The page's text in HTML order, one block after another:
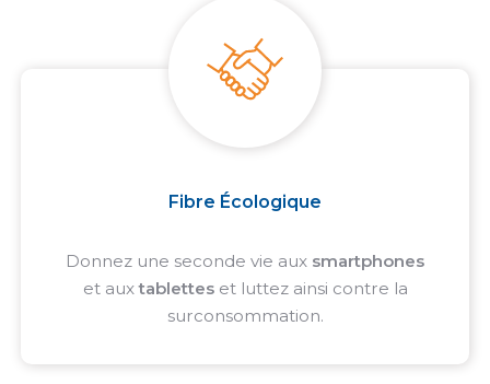
Fibre Écologique
Donnez une seconde vie aux smartphones
et auxtabletteset luttez ainsi contre la
surconsommation.